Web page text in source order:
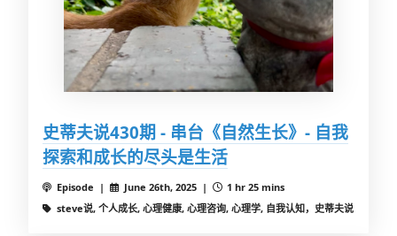
史蒂夫说430期 - 串台《自然生长》- 自我
探索和成长的尽头是生活
Episode | June 26th, 2025 |
1 hr 25 mins
steve说, 个人成长, 心理健康, 心理咨询, 心理学, 自我认知，史蒂夫说